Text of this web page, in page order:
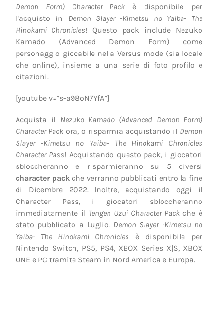
Demon Form) Character Pack è disponibile per
l’acquisto in Demon Slayer -Kimetsu no Yaiba- The
Hinokami Chronicles! Questo pack include Nezuko
Kamado (Advanced Demon Form) come
personaggio giocabile nella Versus mode (sia locale
che online), insieme a una serie di foto profilo e
citazioni.
[youtube v=”s-a98oN7YfA”]
Acquista il Nezuko Kamado (Advanced Demon Form)
Character Pack ora, o risparmia acquistando il Demon
Slayer -Kimetsu no Yaiba- The Hinokami Chronicles
Character Pass! Acquistando questo pack, i giocatori
sbloccheranno e risparmieranno su 5 diversi
character packche verranno pubblicati entro la fine
di Dicembre 2022. Inoltre, acquistando oggi il
Character Pass, i giocatori sbloccheranno
immediatamente il Tengen Uzui Character Packche è
stato pubblicato a Luglio. Demon Slayer -Kimetsu no
Yaiba- The Hinokami Chronicles è disponibile per
Nintendo Switch, PS5, PS4, XBOX Series X|S, XBOX
ONE e PC tramite Steam in Nord America e Europa.